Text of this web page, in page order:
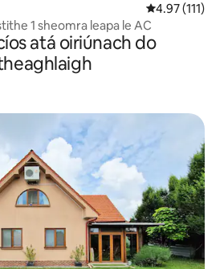
Meánrátáil
4.97 (111)
1 sheomra leapa le AC
atá oiriúnach do